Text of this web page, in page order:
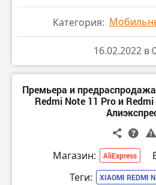
▫️ основная камера 108MP
широкоугольный объектив
▫️ NFC, аккумулятор 5000мАч,
67Вт
🔸 Защитное стекло для
Redmi Note 11 Pro 5G за-
🔸 Розыгрыш 10 новых
Алиэкспресс ПЕРЕЙТИ
Категория:
16.02.2022 в
Премьера и
Redmi Note 11 Pro и
Магазин: AliExpress
Теги: XIAOMI REDMI